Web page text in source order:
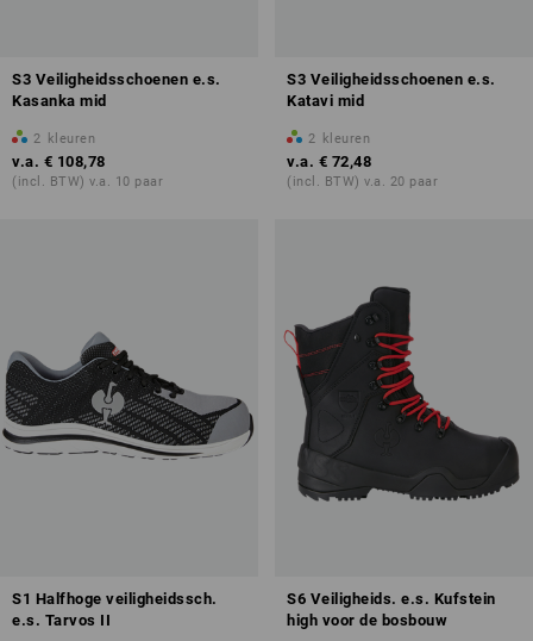
S3 Veiligheidsschoenen e.s.
Kasanka mid
2 kleuren
v.a. € 108,78
(incl. BTW) v.a. 10 paar
S3 Veiligheidsschoenen e.s.
Katavi mid
2 kleuren
v.a. € 72,48
(incl. BTW) v.a. 20 paar
S1 Halfhoge veiligheidssch.
e.s. Tarvos II
S6 Veiligheids. e.s. Kufstein
high voor de bosbouw